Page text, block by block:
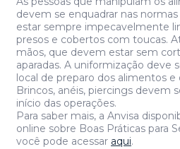
devem se enquadrar nas
estar sempre impecavelmente
presos e cobertos com toucas.
mãos, que devem estar sem
aparadas. A uniformização deve
local de preparo dos alimentos
Brincos, anéis, piercings devem
início das operações.
Para saber mais, a Anvisa
online sobre Boas Práticas para
você pode acessar aqui.